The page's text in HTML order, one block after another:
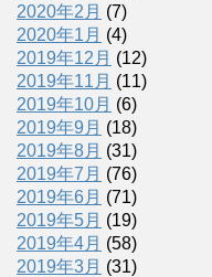
2020年2月 (7)
2020年1月 (4)
2019年12月 (12)
2019年11月 (11)
2019年10月 (6)
2019年9月 (18)
2019年8月 (31)
2019年7月 (76)
2019年6月 (71)
2019年5月 (19)
2019年4月 (58)
2019年3月 (31)